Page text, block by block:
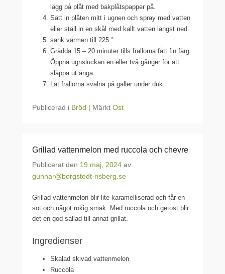
lägg på plåt med bakplåtspapper på.
Sätt in plåten mitt i ugnen och spray med vatten
eller ställ in en skål med kallt vatten längst ned.
sänk värmen till 225 °
Grädda 15 – 20 minuter tills frallorna fått fin färg.
Öppna ugnsluckan en eller två gånger för att
släppa ut ånga.
Låt frallorna svalna på galler under duk.
Publicerad i Bröd | Märkt Ost
Grillad vattenmelon med ruccola och chėvre
Publicerat den 19 maj, 2024 av
gunnar@borgstedt-risberg.se
Grillad vattenmelon blir lite karamelliserad och får en
söt och något rökig smak. Med ruccola och getost blir
det en god sallad till annat grillat.
Ingredienser
Skalad skivad vattenmelon
Ruccola